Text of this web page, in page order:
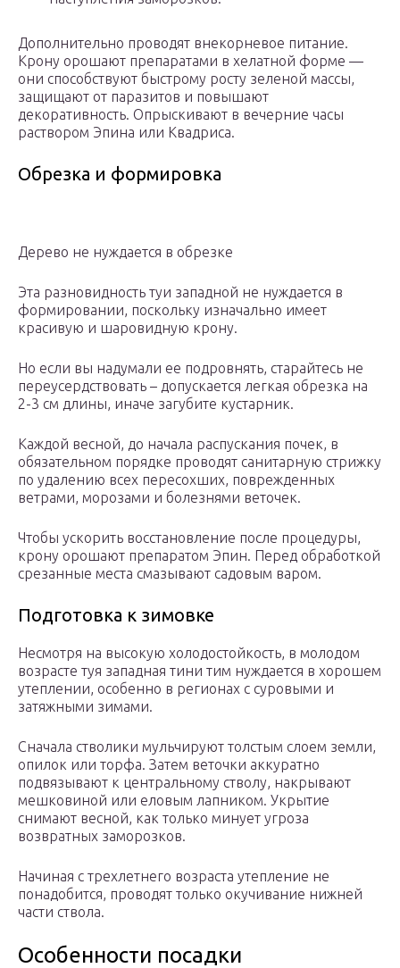
Дополнительно проводят внекорневое питание.
Крону орошают препаратами в хелатной форме —
они способствуют быстрому росту зеленой массы,
защищают от паразитов и повышают
декоративность. Опрыскивают в вечерние часы
раствором Эпина или Квадриса.
Обрезка и формировка
Дерево не нуждается в обрезке
Эта разновидность туи западной не нуждается в
формировании, поскольку изначально имеет
красивую и шаровидную крону.
Но если вы надумали ее подровнять, старайтесь не
переусердствовать – допускается легкая обрезка на
2-3 см длины, иначе загубите кустарник.
Каждой весной, до начала распускания почек, в
обязательном порядке проводят санитарную стрижку
по удалению всех пересохших, поврежденных
ветрами, морозами и болезнями веточек.
Чтобы ускорить восстановление после процедуры,
крону орошают препаратом Эпин. Перед обработкой
срезанные места смазывают садовым варом.
Подготовка к зимовке
Несмотря на высокую холодостойкость, в молодом
возрасте туя западная тини тим нуждается в хорошем
утеплении, особенно в регионах с суровыми и
затяжными зимами.
Сначала стволики мульчируют толстым слоем земли,
опилок или торфа. Затем веточки аккуратно
подвязывают к центральному стволу, накрывают
мешковиной или еловым лапником. Укрытие
снимают весной, как только минует угроза
возвратных заморозков.
Начиная с трехлетнего возраста утепление не
понадобится, проводят только окучивание нижней
части ствола.
Особенности посадки